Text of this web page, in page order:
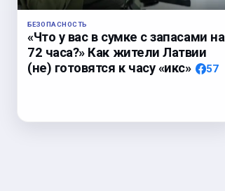
БЕЗОПАСНОСТЬ
«Что у вас в сумке с запасами на
72 часа?» Как жители Латвии
(не) готовятся к часу «икс»
57